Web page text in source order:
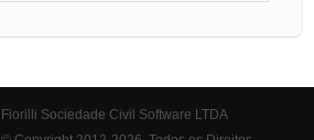
Fiorilli Sociedade Civil Software LTDA